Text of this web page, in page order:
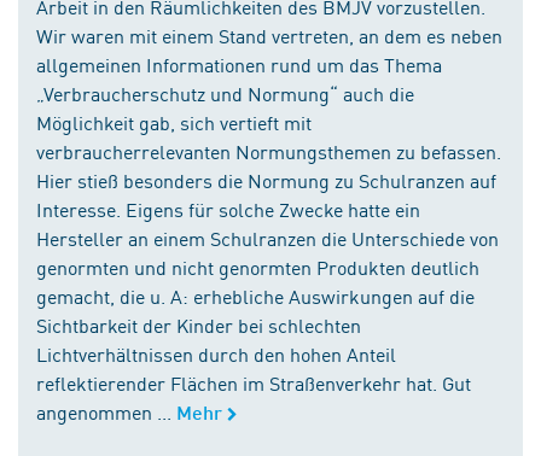
Arbeit in den Räumlichkeiten des BMJV vorzustellen.
Wir waren mit einem Stand vertreten, an dem es neben
allgemeinen Informationen rund um das Thema
„Verbraucherschutz und Normung“ auch die
Möglichkeit gab, sich vertieft mit
verbraucherrelevanten Normungsthemen zu befassen.
Hier stieß besonders die Normung zu Schulranzen auf
Interesse. Eigens für solche Zwecke hatte ein
Hersteller an einem Schulranzen die Unterschiede von
genormten und nicht genormten Produkten deutlich
gemacht, die u. A: erhebliche Auswirkungen auf die
Sichtbarkeit der Kinder bei schlechten
Lichtverhältnissen durch den hohen Anteil
reflektierender Flächen im Straßenverkehr hat. Gut
angenommen ...
Mehr